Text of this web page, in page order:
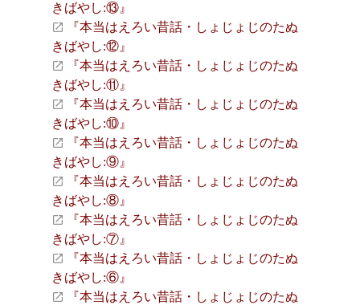
きばやし:⑬』
『本当はえろい昔話・しょじょじのたぬ
きばやし:⑫』
『本当はえろい昔話・しょじょじのたぬ
きばやし:⑪』
『本当はえろい昔話・しょじょじのたぬ
きばやし:⑩』
『本当はえろい昔話・しょじょじのたぬ
きばやし:⑨』
『本当はえろい昔話・しょじょじのたぬ
きばやし:⑧』
『本当はえろい昔話・しょじょじのたぬ
きばやし:⑦』
『本当はえろい昔話・しょじょじのたぬ
きばやし:⑥』
『本当はえろい昔話・しょじょじのたぬ